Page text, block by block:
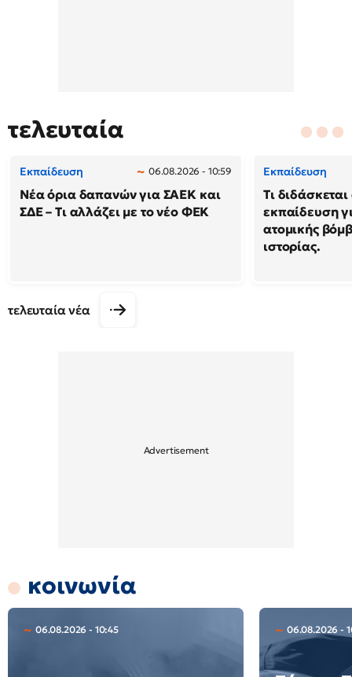
τελευταία
Εκπαίδευση 06.08.2026 - 10:59
Νέα όρια δαπανών για ΣΑΕΚ και
ΣΔΕ – Τι αλλάζει με το νέο ΦΕΚ
Εκπαίδευση
Τι
εκπαίδευση
ατομικής
ιστορίας.
τελευταία νέα
κοινωνία
06.08.2026 - 10:45 06.08.2026 -